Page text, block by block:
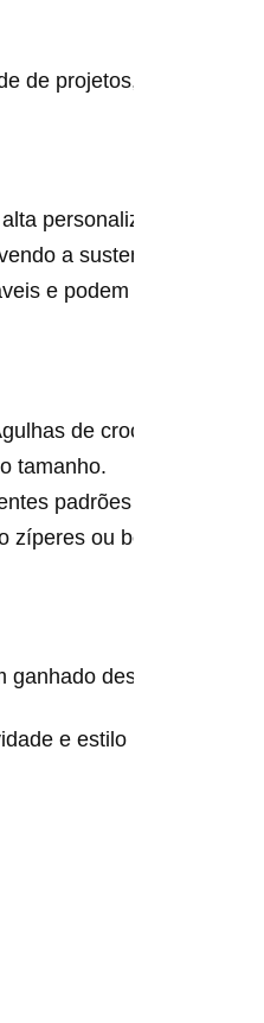
de projetos, desde
personalização.
a sustentabilidade.
e podem durar anos.
de crochê variam
tamanho.
padrões e
ou botões.
destaque por
e estilo pessoal.